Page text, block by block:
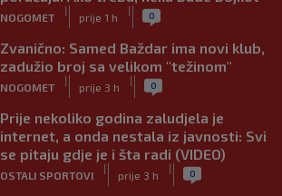
NOGOMET
|
prije 1 h
| 0
Zvanično: Samed Baždar ima novi klub,
zadužio broj sa velikom "težinom"
NOGOMET
|
prije 3 h
| 0
Prije nekoliko godina zaludjela je
internet, a onda nestala iz javnosti: Svi
se pitaju gdje je i šta radi (VIDEO)
OSTALI SPORTOVI
|
prije 3 h
| 0